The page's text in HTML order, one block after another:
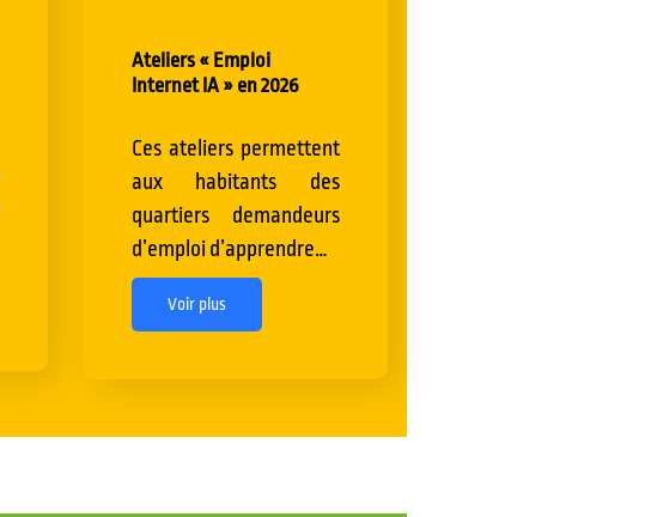
Ateliers « Emploi
Internet IA » en 2026
Ces ateliers permettent
aux habitants des
quartiers demandeurs
d’emploi d’apprendre…
Voir plus